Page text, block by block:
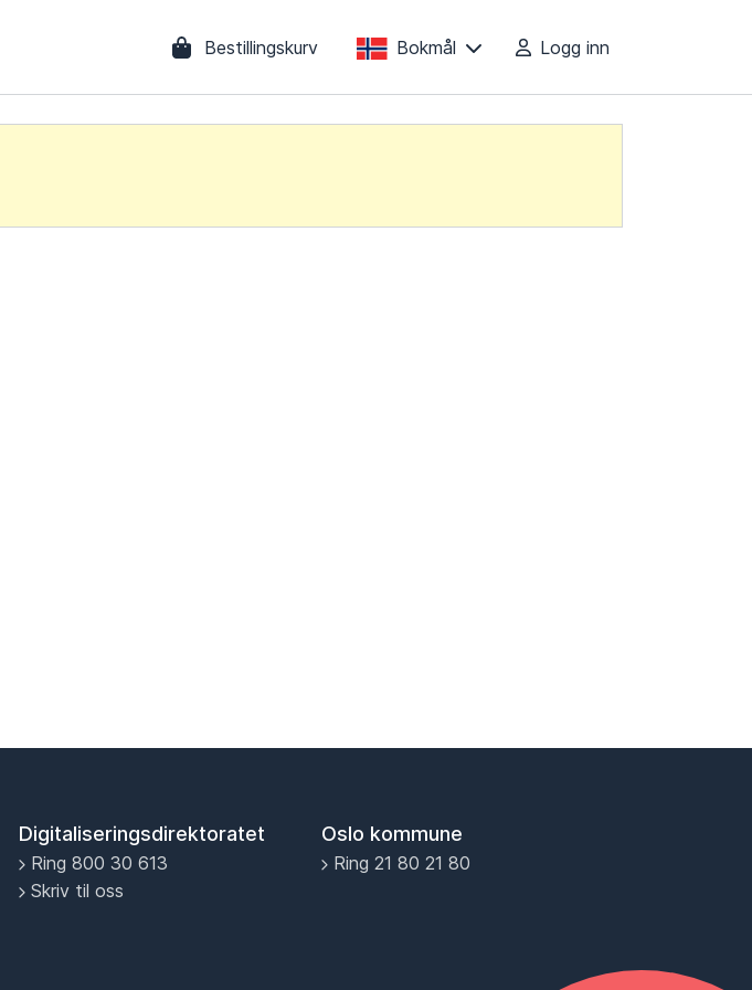
Bestillingskurv Bokmål Logg inn
Digitaliseringsdirektoratet
Ring 800 30 613
Skriv til oss
Oslo kommune
Ring 21 80 21 80